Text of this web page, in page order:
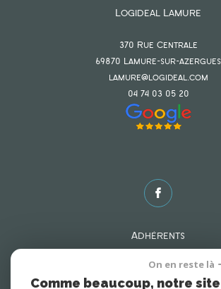
Logideal Lamure
370 Rue Centrale
69870 lamure-sur-azergues
lamure@logideal.com
04 74 03 05 20
Adhérents
On en reste là
Comme beaucoup, notre site